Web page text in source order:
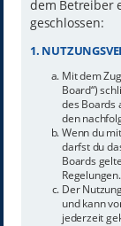
dem Betreiber
geschlossen:
1.
Mit dem
Board“)
des Boards
den
Wenn du
darfst du
Boards
Regelungen.
Der
und kann
jederzeit